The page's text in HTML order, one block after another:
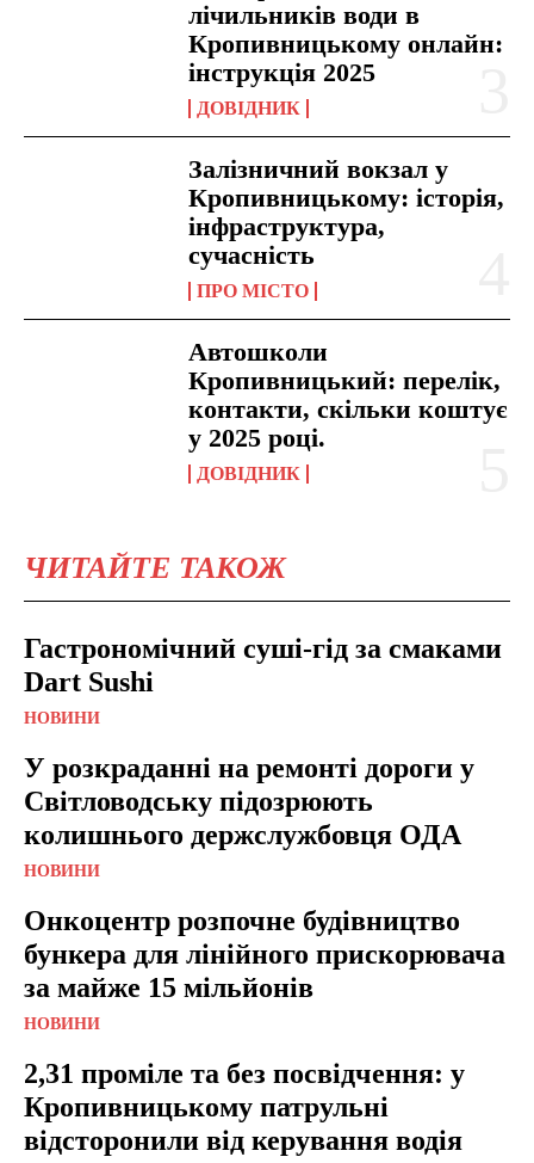
лічильників води в
Кропивницькому онлайн:
інструкція 2025
ДОВІДНИК
Залізничний вокзал у
Кропивницькому: історія,
інфраструктура,
сучасність
ПРО МІСТО
Автошколи
Кропивницький: перелік,
контакти, скільки коштує
у 2025 році.
ДОВІДНИК
ЧИТАЙТЕ ТАКОЖ
Гастрономічний суші-гід за смаками
Dart Sushi
НОВИНИ
У розкраданні на ремонті дороги у
Світловодську підозрюють
колишнього держслужбовця ОДА
НОВИНИ
Онкоцентр розпочне будівництво
бункера для лінійного прискорювача
за майже 15 мільйонів
НОВИНИ
2,31 проміле та без посвідчення: у
Кропивницькому патрульні
відсторонили від керування водія